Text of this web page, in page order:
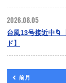
2026.08.05
台風13号接近中🌀
ド】
前月